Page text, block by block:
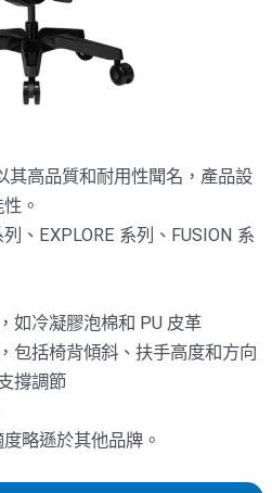
其高品質和耐用性聞名，產品設
。
、EXPLORE 系列、FUSION 系
如冷凝膠泡棉和 PU 皮革
包括椅背傾斜、扶手高度和方向
撐調節
略遜於其他品牌。